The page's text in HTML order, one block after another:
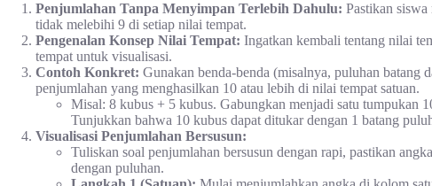
Penjumlahan Tanpa Menyimpan Terlebih Dahulu: Pastikan
tidak melebihi 9 di setiap nilai tempat.
Pengenalan Konsep Nilai Tempat: Ingatkan kembali tentang nilai
tempat untuk visualisasi.
Contoh Konkret: Gunakan benda-benda (misalnya, puluhan batang
penjumlahan yang menghasilkan 10 atau lebih di nilai tempat satuan.
Misal: 8 kubus + 5 kubus. Gabungkan menjadi satu tumpukan
Tunjukkan bahwa 10 kubus dapat ditukar dengan 1 batang
Visualisasi Penjumlahan Bersusun:
Tuliskan soal penjumlahan bersusun dengan rapi, pastikan
dengan puluhan.